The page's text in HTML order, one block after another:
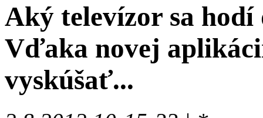
Aký televízor sa
Vďaka novej
vyskúšať...